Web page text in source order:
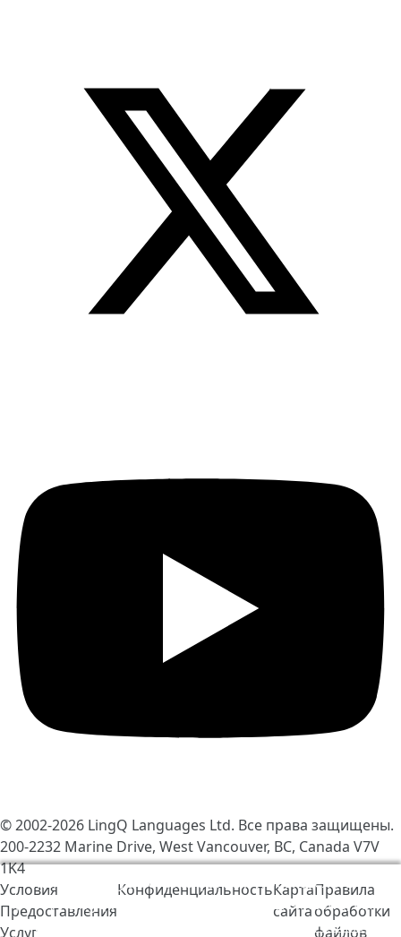
Мы используем cookie-файлы, чтобы сделать
работу LingQ лучше. Находясь на нашем сайте, вы
соглашаетесь на наши
правила обработки файлов
© 2002-2026 LingQ Languages Ltd. Все права защищены.
200-2232 Marine Drive, West Vancouver, BC, Canada V7V
1K4
Условия
Предоставления
Услуг
КонфиденциальностьКарта
сайта
Правила
обработки
файлов